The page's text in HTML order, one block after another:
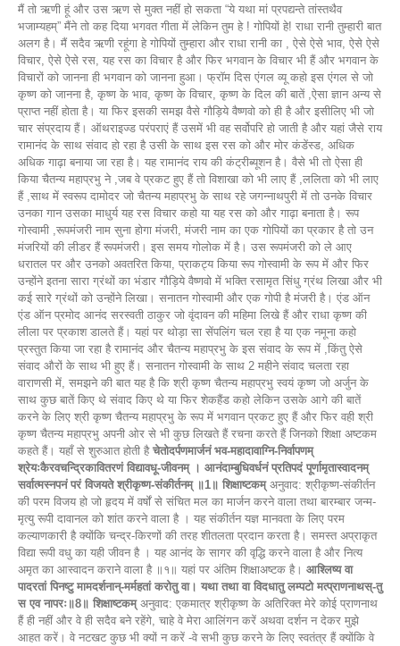
मैं तो ऋणी हूं और उस ऋण से मुक्त नहीं हो सकता “ये यथा मां प्रपद्यन्ते तांस्तथैव
भजाम्यहम्” मैंने तो कह दिया भगवत गीता में लेकिन तुम हे ! गोपियों हे! राधा रानी तुम्हारी बात
अलग है। मैं सदैव ऋणी रहूंगा हे गोपियों तुम्हारा और राधा रानी का , ऐसे ऐसे भाव, ऐसे ऐसे
विचार, ऐसे ऐसे रस, यह रस का विचार है और फिर भगवान के विचार भी हैं और भगवान के
विचारों को जानना ही भगवान को जानना हुआ। फ्रॉम दिस एंगल व्यू कहो इस एंगल से जो
कृष्ण को जानना है, कृष्ण के भाव, कृष्ण के विचार, कृष्ण के दिल की बातें ,ऐसा ज्ञान अन्य से
प्राप्त नहीं होता है। या फिर इसकी समझ वैसे गौड़िये वैष्णवो को ही है और इसीलिए भी जो
चार संप्रदाय हैं। ऑथराइज्ड परंपराएं हैं उसमें भी वह सर्वोपरि हो जाती है और यहां जैसे राय
रामानंद के साथ संवाद हो रहा है उसी के साथ इस रस को और मोर कंडेंस्ड, अधिक
अधिक गाढ़ा बनाया जा रहा है। यह रामानंद राय की कंट्रीब्यूशन है। वैसे भी तो ऐसा ही
किया चैतन्य महाप्रभु ने ,जब वे प्रकट हुए हैं तो विशाखा को भी लाए हैं ,ललिता को भी लाए
हैं ,साथ में स्वरूप दामोदर जो चैतन्य महाप्रभु के साथ रहे जगन्नाथपुरी में तो उनके विचार
उनका गान उसका माधुर्य यह रस विचार कहो या यह रस को और गाढ़ा बनाता है। रूप
गोस्वामी ,रूपमंजरी नाम सुना होगा मंजरी, मंजरी नाम का एक गोपियों का प्रकार है तो उन
मंजरियों की लीडर हैं रूपमंजरी। इस समय गोलोक में है। उस रूपमंजरी को ले आए
धरातल पर और उनको अवतरित किया, प्राकट्य किया रूप गोस्वामी के रूप में और फिर
उन्होंने इतना सारा ग्रंथों का भंडार गौड़िये वैष्णवो में भक्ति रसामृत सिंधु ग्रंथ लिखा और भी
कई सारे ग्रंथों को उन्होंने लिखा। सनातन गोस्वामी और एक गोपी है मंजरी है। एंड ऑन
एंड ऑन प्रमोद आनंद सरस्वती ठाकुर जो वृंदावन की महिमा लिखे हैं और राधा कृष्ण की
लीला पर प्रकाश डालते हैं। यहां पर थोड़ा सा सेंपलिंग चल रहा है या एक नमूना कहो
प्रस्तुत किया जा रहा है रामानंद और चैतन्य महाप्रभु के इस संवाद के रूप में ,किंतु ऐसे
संवाद औरों के साथ भी हुए हैं। सनातन गोस्वामी के साथ 2 महीने संवाद चलता रहा
वाराणसी में, समझने की बात यह है कि श्री कृष्ण चैतन्य महाप्रभु स्वयं कृष्ण जो अर्जुन के
साथ कुछ बातें किए थे संवाद किए थे या फिर शेकहैंड कहो लेकिन उसके आगे की बातें
करने के लिए श्री कृष्ण चैतन्य महाप्रभु के रूप में भगवान प्रकट हुए हैं और फिर वही श्री
कृष्ण चैतन्य महाप्रभु अपनी ओर से भी कुछ लिखते हैं रचना करते हैं जिनको शिक्षा अष्टकम
कहते हैं। यहाँ से शुरुआत होती है चेतोदर्पणमार्जनं भव-महादावाग्नि-निर्वापणम्
श्रेयःकैरवचन्द्रिकावितरणं विद्यावधू-जीवनम् । आनंदाम्बुधिवर्धनं प्रतिपदं पूर्णामृतास्वादनम्
सर्वात्मस्नपनं परं विजयते श्रीकृष्ण-संकीर्तनम् ॥1॥ शिक्षाष्टकम्अनुवाद: श्रीकृष्ण-संकीर्तन
की परम विजय हो जो हृदय में वर्षों से संचित मल का मार्जन करने वाला तथा बारम्बार जन्म-
मृत्यु रूपी दावानल को शांत करने वाला है । यह संकीर्तन यज्ञ मानवता के लिए परम
कल्याणकारी है क्योंकि चन्द्र-किरणों की तरह शीतलता प्रदान करता है। समस्त अप्राकृत
विद्या रूपी वधु का यही जीवन है । यह आनंद के सागर की वृद्धि करने वाला है और नित्य
अमृत का आस्वादन कराने वाला है ॥१॥ यहां पर अंतिम शिक्षाअष्टक है। आश्लिष्य वा
पादरतां पिनष्टु मामदर्शनान्-मर्महतां करोतु वा। यथा तथा वा विदधातु लम्पटो मत्प्राणनाथस्-तु
स एव नापरः॥8॥ शिक्षाष्टकम्अनुवाद: एकमात्र श्रीकृष्ण के अतिरिक्त मेरे कोई प्राणनाथ
हैं ही नहीं और वे ही सदैव बने रहेंगे, चाहे वे मेरा आलिंगन करें अथवा दर्शन न देकर मुझे
आहत करें। वे नटखट कुछ भी क्यों न करें -वे सभी कुछ करने के लिए स्वतंत्र हैं क्योंकि वे